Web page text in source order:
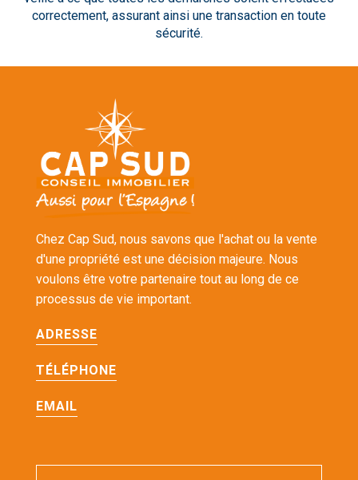
correctement, assurant ainsi une transaction en toute
sécurité.
Chez Cap Sud, nous savons que l'achat ou la vente
d'une propriété est une décision majeure. Nous
voulons être votre partenaire tout au long de ce
processus de vie important.
ADRESSE
TÉLÉPHONE
EMAIL